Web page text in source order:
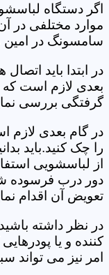
اگر دستگاه
موارد مختلفی در
سامسونگ در
در ابتدا باید
بعدی لازم است
گرفتگی بررسی
در گام بعدی
را چک کنید.باید
از لباسشویی
دور درب فرسوده
تعویض آن اقدام
در نظر داشته
کننده و یا
امر نیز می